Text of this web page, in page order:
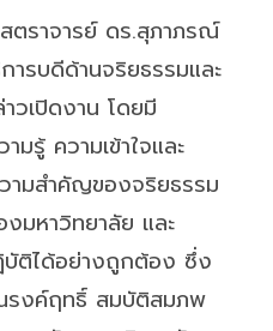
ตราจารย์ ดร.สุภาภรณ์
ารบดีด้านจริยธรรมและ
วเปิดงาน โดยมี
มรู้ ความเข้าใจและ
ามสำคัญของจริยธรรม
มหาวิทยาลัย และ
บัติได้อย่างถูกต้อง ซึ่ง
รงค์ฤทธิ์ สมบัติสมภพ